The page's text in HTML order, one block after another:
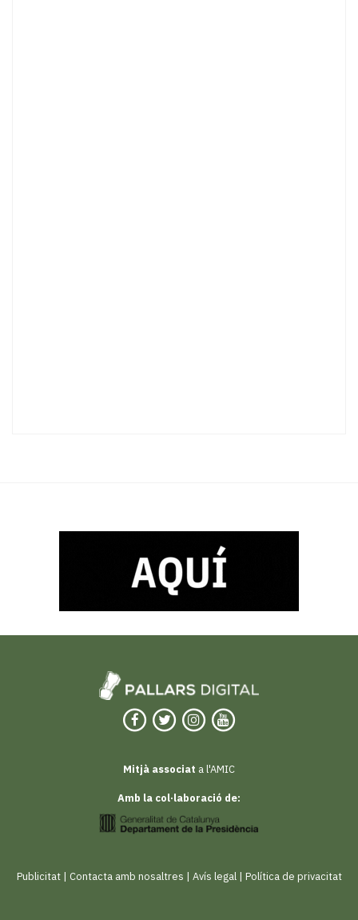
Mitjà associat a l'AMIC
Amb la col·laboració de:
Publicitat| Contacta amb nosaltres | Avís legal| Política de privacitat